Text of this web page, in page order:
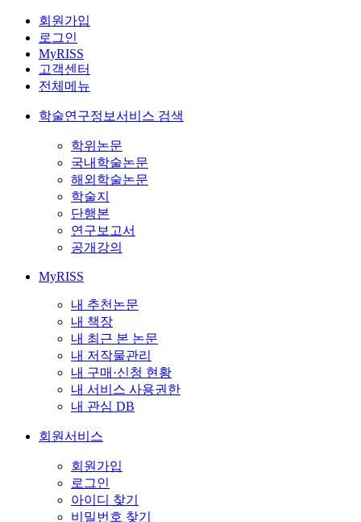
회원가입
로그인
MyRISS
고객센터
전체메뉴
학술연구정보서비스 검색
학위논문
국내학술논문
해외학술논문
학술지
단행본
연구보고서
공개강의
MyRISS
내 추천논문
내 책장
내 최근 본 논문
내 저작물관리
내 구매·신청 현황
내 서비스 사용권한
내 관심 DB
회원서비스
회원가입
로그인
아이디 찾기
비밀번호 찾기